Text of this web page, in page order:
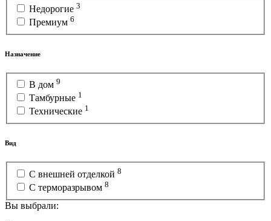
Недорогие 3
Премиум 6
Назначение
В дом 9
Тамбурные 1
Технические 1
Вид
С внешней отделкой 8
С терморазрывом 8
Вы выбрали: